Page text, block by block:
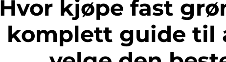
Hvor kjøpe fast grønnsåpe: En
komplett guide til